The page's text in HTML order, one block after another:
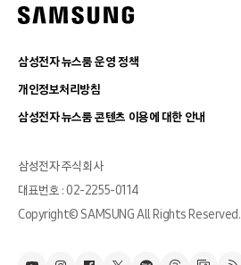
삼성전자 뉴스룸 운영 정책
개인정보처리방침
삼성전자 뉴스룸 콘텐츠 이용에 대한 안내
삼성전자 주식회사
대표번호 : 02-2255-0114
Copyright© SAMSUNG All Rights Reserved.